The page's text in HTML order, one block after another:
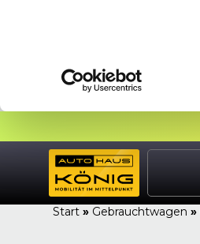
Start » Gebrauchtwagen »